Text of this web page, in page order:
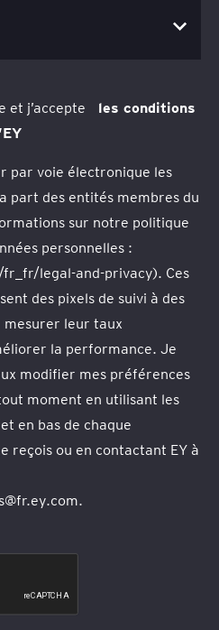
et j’accepte
les conditions
par voie électronique les
part des entités membres du
sur notre politique
personnelles :
legal-and-privacy). Ces
des pixels de suivi à des
leur taux
la performance. Je
modifier mes préférences
moment en utilisant les
en bas de chaque
reçois ou en contactant EY à